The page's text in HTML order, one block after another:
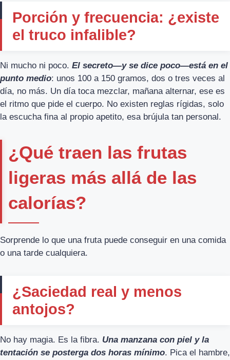
Porción y frecuencia: ¿existe
el truco infalible?
Ni mucho ni poco. El secreto—y se dice poco—está en el
punto medio: unos 100 a 150 gramos, dos o tres veces al
día, no más. Un día toca mezclar, mañana alternar, ese es
el ritmo que pide el cuerpo. No existen reglas rígidas, solo
la escucha fina al propio apetito, esa brújula tan personal.
¿Qué traen las frutas
ligeras más allá de las
calorías?
Sorprende lo que una fruta puede conseguir en una comida
o una tarde cualquiera.
¿Saciedad real y menos
antojos?
No hay magia. Es la fibra. Una manzana con piel y la
tentación se posterga dos horas mínimo. Pica el hambre,